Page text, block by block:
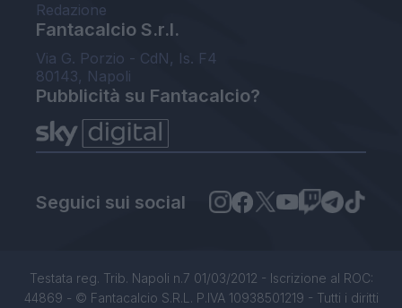
Redazione
Fantacalcio S.r.l.
Via G. Porzio - CdN, Is. F4
80143, Napoli
Pubblicità su Fantacalcio?
Seguici sui social
Testata reg. Trib. Napoli n.7 01/03/2012 - Iscrizione al ROC:
44869 - © Fantacalcio S.R.L. P.IVA 10938501219 - Tutti i diritti